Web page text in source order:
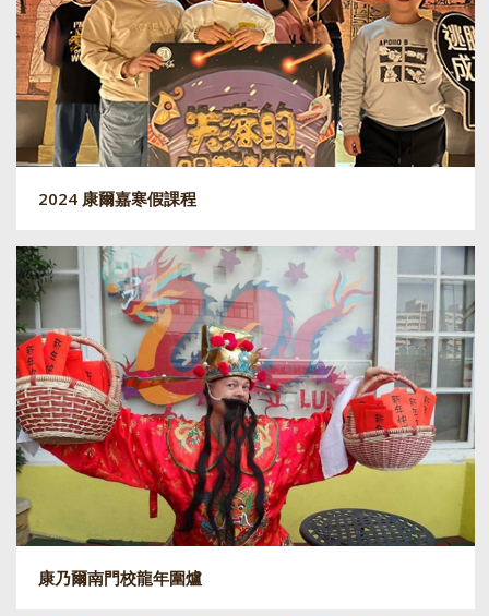
2024 康爾嘉寒假課程
康乃爾南門校龍年圍爐